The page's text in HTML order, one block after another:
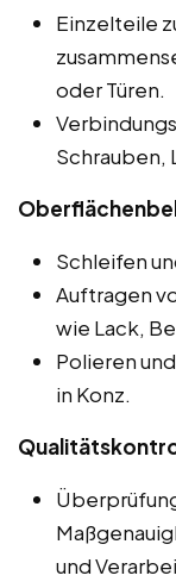
Einzelteile
oder Türen.
Schrauben,
Schleifen
Auftragen
wie Lack,
Polieren
in Konz.
und